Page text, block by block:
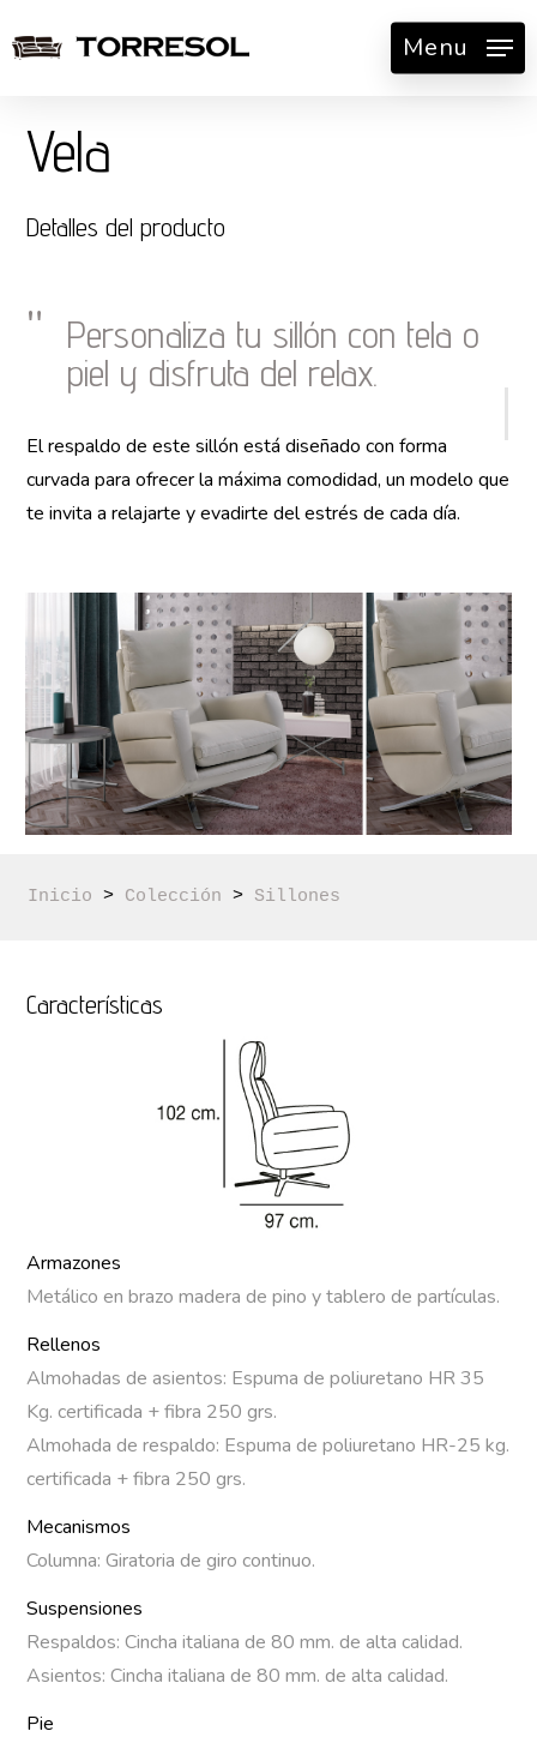
to
Menu
Vela
Detalles del producto
Personaliza tu sillón con tela o
piel y disfruta del relax.
El respaldo de este sillón está diseñado con forma
curvada para ofrecer la máxima comodidad, un modelo que
te invita a relajarte y evadirte del estrés de cada día.
Inicio > Colección > Sillones
Características
Armazones
Metálico en brazo madera de pino y tablero de partículas.
Rellenos
Almohadas de asientos: Espuma de poliuretano HR 35
Kg. certificada + fibra 250 grs.
Almohada de respaldo: Espuma de poliuretano HR-25 kg.
certificada + fibra 250 grs.
Mecanismos
Columna: Giratoria de giro continuo.
Suspensiones
Respaldos: Cincha italiana de 80 mm. de alta calidad.
Asientos: Cincha italiana de 80 mm. de alta calidad.
Pie